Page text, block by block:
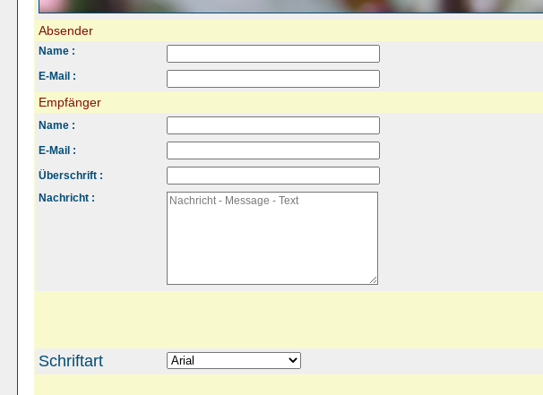
Absender
Name :
E-Mail :
Empfänger
Name :
E-Mail :
Überschrift :
Nachricht :
Schriftart